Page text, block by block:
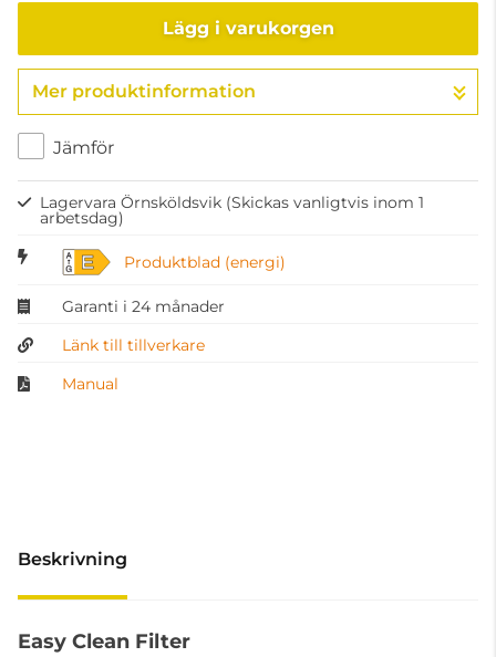
Lägg i varukorgen
Gå till kassan
Mer produktinformation
Jämför
Lagervara Örnsköldsvik (Skickas vanligtvis inom 1
arbetsdag)
E Produktblad (energi)
Garanti i 24 månader
Länk till tillverkare
Manual
Beskrivning
Easy Clean Filter